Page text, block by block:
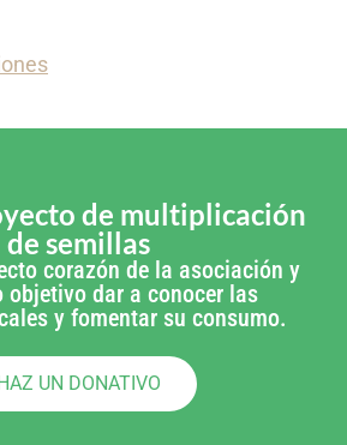
de multiplicación
de semillas
corazón de la asociación y
objetivo dar a conocer las
y fomentar su consumo.
UN DONATIVO